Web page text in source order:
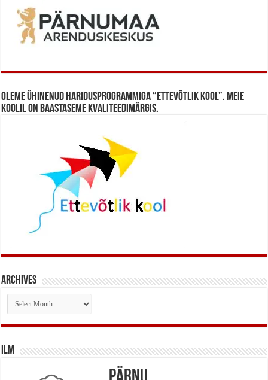
Oleme ühinenud haridusprogrammiga “Ettevõtlik Kool”. Meie
koolil on baastaseme kvaliteedimärgis.
Archives
Archives
Ilm